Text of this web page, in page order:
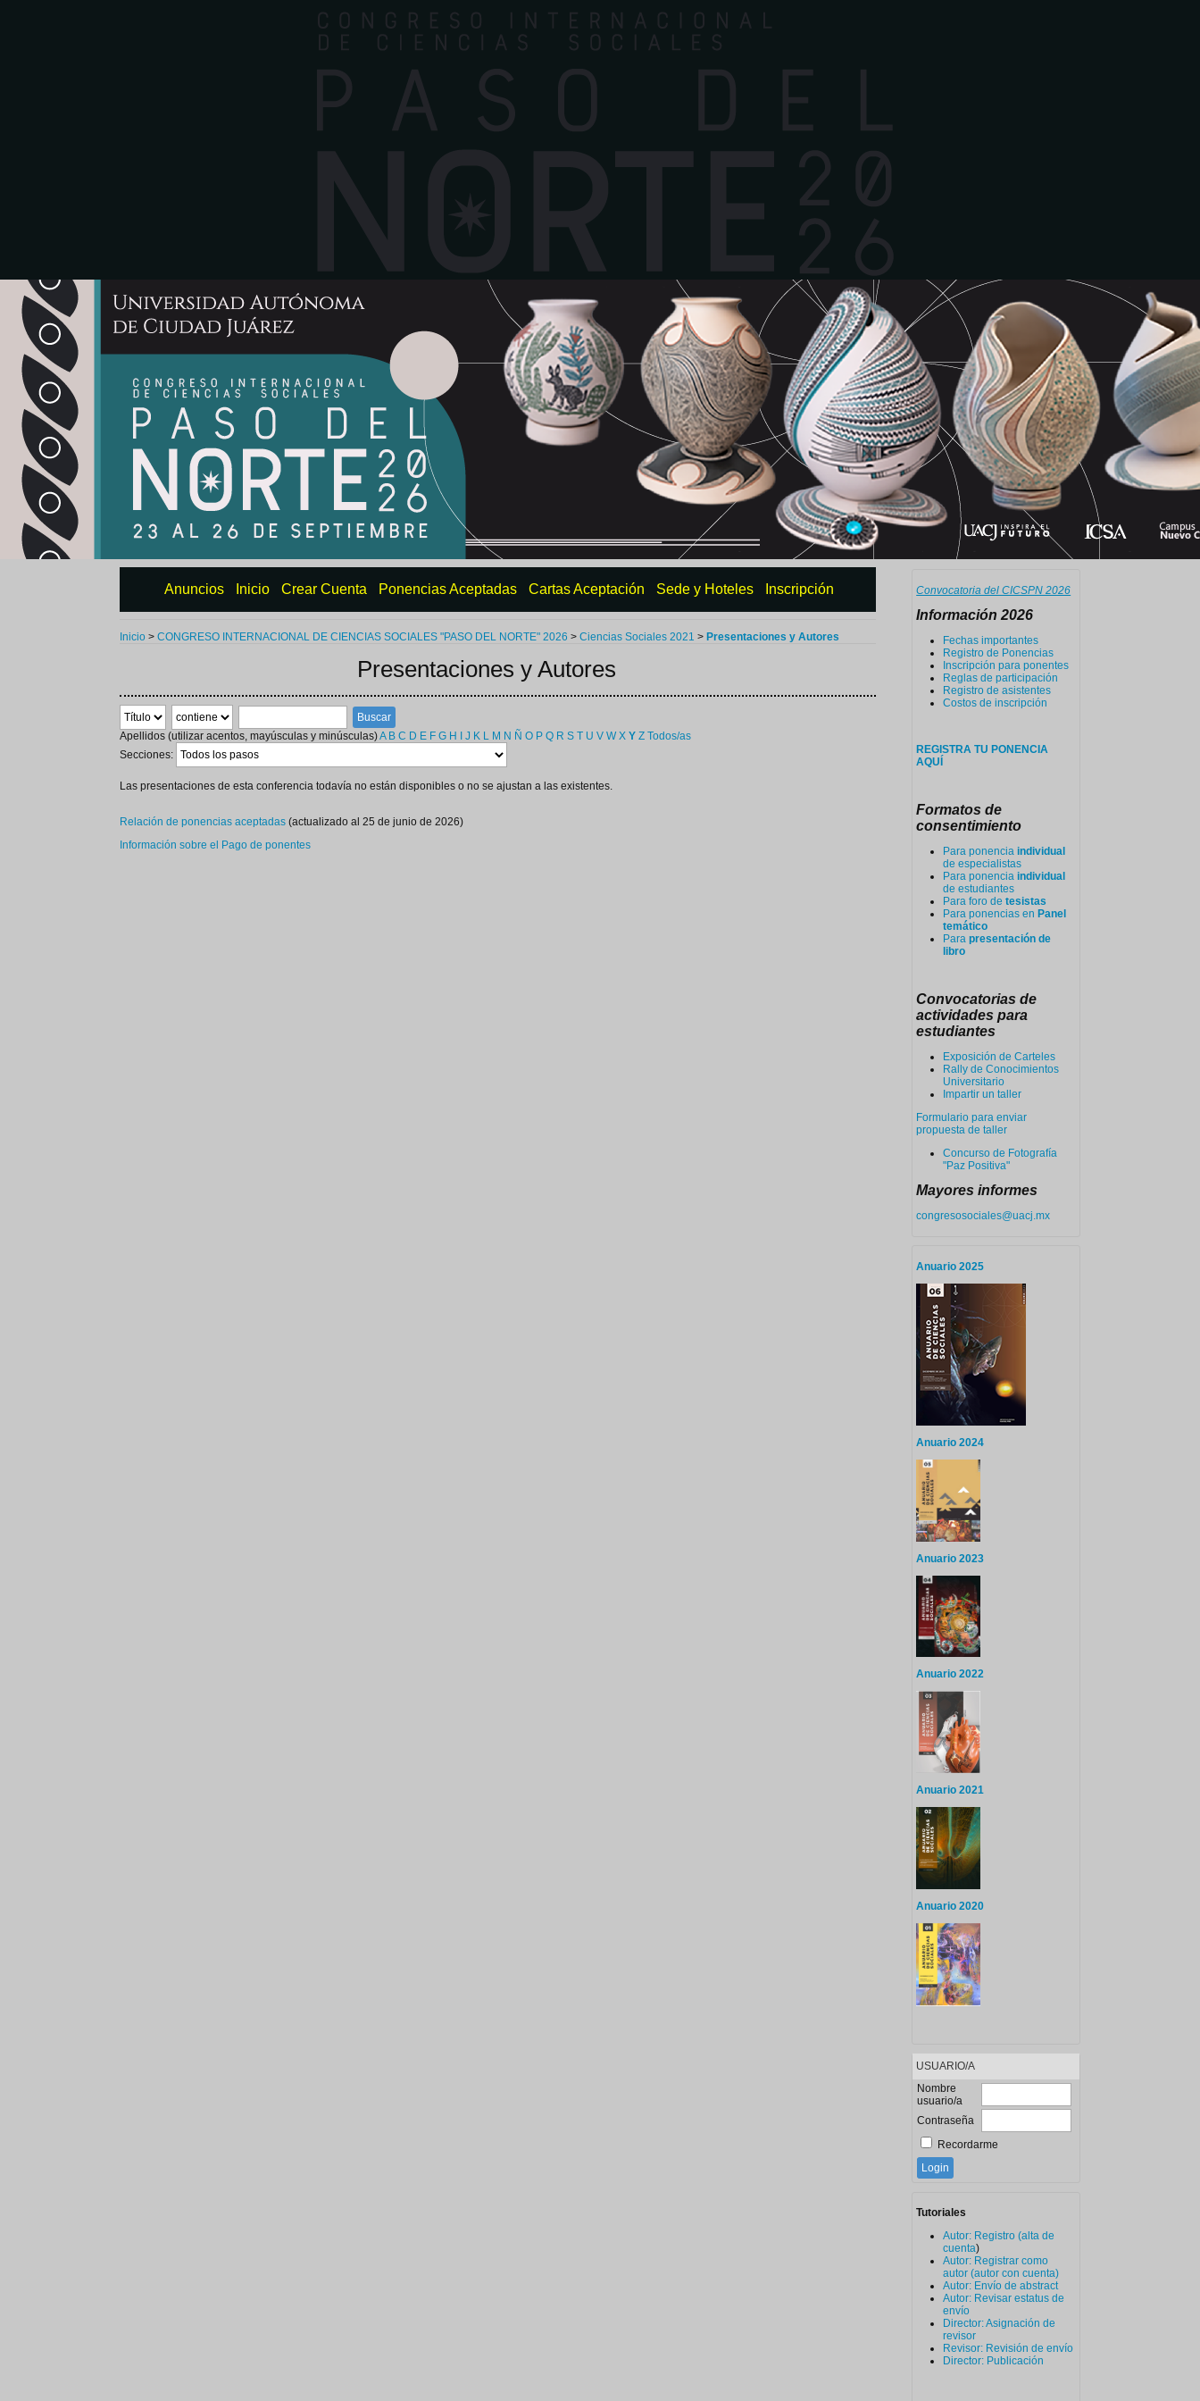
Convocatoria del CICSPN 2026
Información 2026
Fechas importantes
Registro de Ponencias
Inscripción para ponentes
Reglas de participación
Registro de asistentes
Costos de inscripción
REGISTRA TU PONENCIA
AQUÍ
Formatos de
consentimiento
Para ponenciaindividual
de especialistas
Para ponenciaindividual
de estudiantes
Para foro detesistas
Para ponencias en Panel
temático
Parapresentación de
libro
Convocatorias de
actividades para
estudiantes
Exposición de Carteles
Rally de Conocimientos
Universitario
Impartir un taller
Formulario para enviar
propuesta de taller
Concurso de Fotografía
"Paz Positiva"
Mayores informes
congresosociales@uacj.mx
Anuario 2025
Anuario 2024
Anuario 2023
Anuario 2022
Anuario 2021
Anuario 2020
USUARIO/A
Nombre
usuario/a
Contraseña
Recordarme
Tutoriales
Autor: Registro (alta de
cuenta)
Autor: Registrar como
autor (autor con cuenta)
Autor: Envío de abstract
Autor: Revisar estatus de
envío
Director: Asignación de
revisor
Revisor: Revisión de envío
Director: Publicación
Anuncios Inicio Crear Cuenta Ponencias Aceptadas Cartas Aceptación Sede y Hoteles Inscripción
Inicio >CONGRESO INTERNACIONAL DE CIENCIAS SOCIALES "PASO DEL NORTE" 2026 >Ciencias Sociales 2021 > Presentaciones y Autores
Presentaciones y Autores
Apellidos (utilizar acentos, mayúsculas y minúsculas)A B C D E F G H J K L M N Ñ O P Q R S T U V W X Y Z Todos/as
Secciones:
Las presentaciones de esta conferencia todavía no están disponibles o no se ajustan a las existentes.
Relación de ponencias aceptadas (actualizado al 25 de junio de 2026)
Información sobre el Pago de ponentes